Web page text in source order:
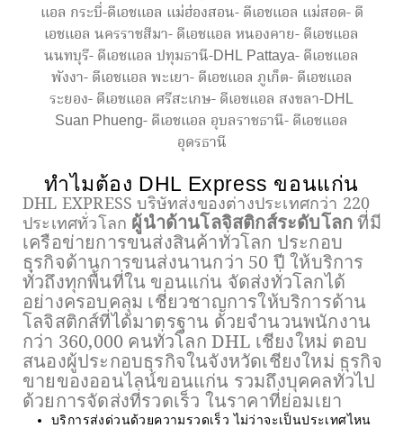
ทำไมต้อง DHL Express ขอนแก่น
DHL EXPRESS บริษัทส่งของต่างประเทศกว่า 220
ประเทศทั่วโลก ผู้นำด้านโลจิสติกส์ระดับโลกที่มี
เครือข่ายการขนส่งสินค้าทั่วโลก ประกอบ
ธุรกิจด้านการขนส่งนานกว่า 50 ปี ให้บริการ
ทั่วถึงทุกพื้นที่ใน ขอนแก่น จัดส่งทั่วโลกได้
อย่างครอบคลุม เชี่ยวชาญการให้บริการด้าน
โลจิสติกส์ที่ได้มาตรฐาน ด้วยจำนวนพนักงาน
กว่า 360,000 คนทั่วโลก DHL เชียงใหม่ ตอบ
สนองผู้ประกอบธุรกิจในจังหวัดเชียงใหม่ ธุรกิจ
ขายของออนไลน์ขอนแก่น รวมถึงบุคคลทั่วไป
ด้วยการจัดส่งที่รวดเร็ว ในราคาที่ย่อมเยา
บริการส่งด่วนด้วยความรวดเร็ว ไม่ว่าจะเป็นประเทศไหน